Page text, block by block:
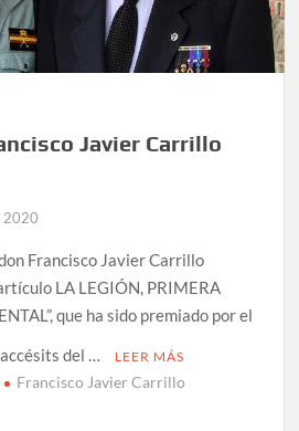
Javier Carrillo
2020
Francisco Javier Carrillo
LA LEGIÓN, PRIMERA
que ha sido premiado por el
del …
LEER MÁS
Francisco Javier Carrillo